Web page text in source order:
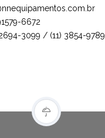
6672
3099 / (11) 3854-9789